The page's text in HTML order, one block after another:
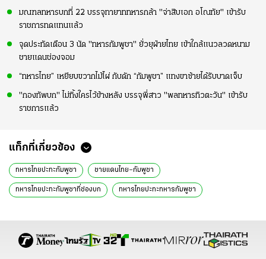
มณฑลทหารบกที่ 22 บรรจุทายาททหารกล้า "จ่าสิบเอก อโณทัย" เข้ารับ
ราชการทดแทนแล้ว
จุดประทัดเตือน 3 นัด "ทหารกัมพูชา" ยั่วยุฝ่ายไทย เข้าใกล้แนวลวดหนาม
ชายแดนช่องจอม
“ทหารไทย” เหยียบขวากไม้ไผ่ กับดัก “กัมพูชา” แทงขาซ้ายได้รับบาดเจ็บ
"กองทัพบก" ไม่ทิ้งใครไว้ข้างหลัง บรรจุพี่สาว "พลทหารทิวตะวัน" เข้ารับ
ราชการแล้ว
แท็กที่เกี่ยวข้อง
ทหารไทยปะทะกัมพูชา ชายแดนไทย–กัมพูชา
ทหารไทยปะทะกัมพูชาที่ช่องบก ทหารไทยปะทะทหารกัมพูชา
การประชุม JBC ช่องบก ช่องบกอุบลราชธานี